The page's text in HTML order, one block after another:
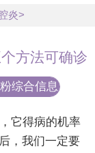
炎>
方法可确诊
综合信息
它得病的机率
，我们一定要